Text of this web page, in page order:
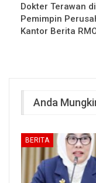
Dokter Terawan
Pemimpin
Kantor Berita
Anda
BERITA